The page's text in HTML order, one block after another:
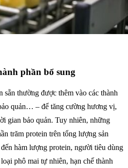
phần bổ sung
sẵn thường được thêm vào các thành
quản… – để tăng cường hương vị,
gian bảo quản. Tuy nhiên, những
trăm protein trên tổng lượng sản
hàm lượng protein, người tiêu dùng
phô mai tự nhiên, hạn chế thành